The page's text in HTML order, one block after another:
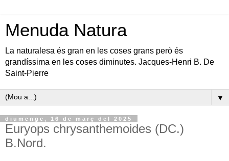
Menuda Natura
La naturalesa és gran en les coses grans però és
grandíssima en les coses diminutes. Jacques-Henri B. De
Saint-Pierre
▼
diumenge, 16 de març del 2025
Euryops chrysanthemoides (DC.)
B.Nord.